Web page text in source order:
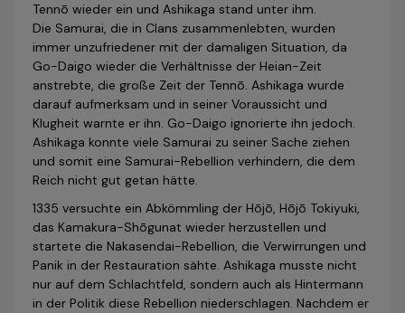
Tennō wieder ein und Ashikaga stand unter ihm.
Die Samurai, die in Clans zusammenlebten, wurden
immer unzufriedener mit der damaligen Situation, da
Go-Daigo wieder die Verhältnisse der Heian-Zeit
anstrebte, die große Zeit der Tennō. Ashikaga wurde
darauf aufmerksam und in seiner Voraussicht und
Klugheit warnte er ihn. Go-Daigo ignorierte ihn jedoch.
Ashikaga konnte viele Samurai zu seiner Sache ziehen
und somit eine Samurai-Rebellion verhindern, die dem
Reich nicht gut getan hätte.
1335 versuchte ein Abkömmling der Hōjō, Hōjō Tokiyuki,
das Kamakura-Shōgunat wieder herzustellen und
startete die Naka­sen­dai-Rebellion, die Verwirrungen und
Panik in der Restauration sähte. Ashikaga musste nicht
nur auf dem Schlachtfeld, son­dern auch als Hintermann
in der Politik diese Rebellion niederschlagen. Nachdem er